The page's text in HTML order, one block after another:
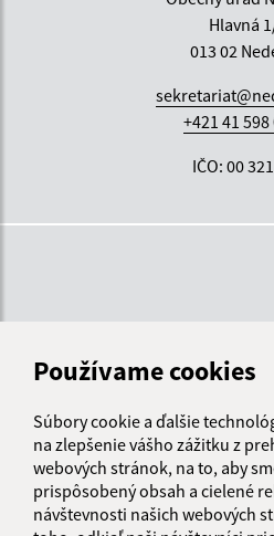
Používame cookies
Súbory cookie a ďalšie
na zlepšenie vášho zážitku z
webových stránok, na to, aby
prispôsobený obsah a cielené
návštevnosti našich webových
Hlavná
013 02
+421 41 598
IČO: 00